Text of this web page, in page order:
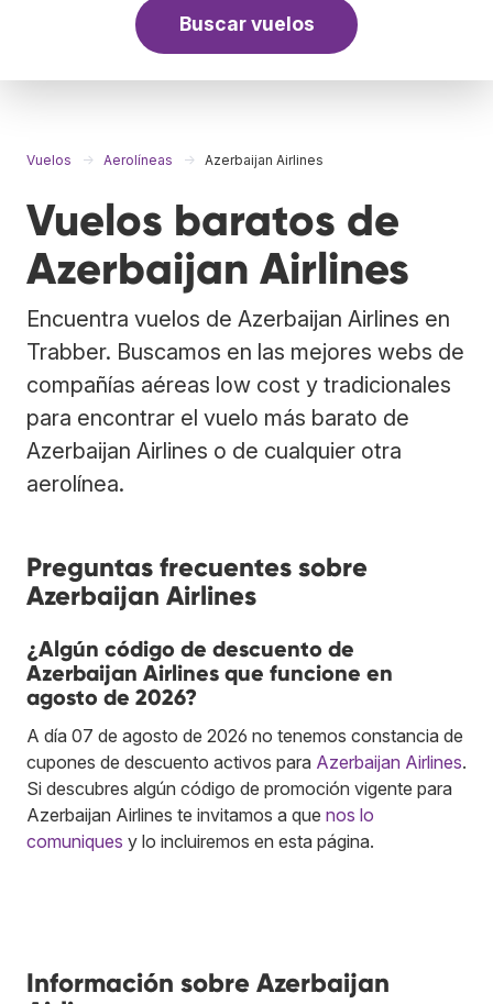
Buscar vuelos
Vuelos Aerolíneas Azerbaijan Airlines
Vuelos baratos de
Azerbaijan Airlines
Encuentra vuelos de Azerbaijan Airlines en
Trabber. Buscamos en las mejores webs de
compañías aéreas low cost y tradicionales
para encontrar el vuelo más barato de
Azerbaijan Airlines o de cualquier otra
aerolínea.
Preguntas frecuentes sobre
Azerbaijan Airlines
¿Algún código de descuento de
Azerbaijan Airlines que funcione en
agosto de 2026?
A día 07 de agosto de 2026 no tenemos constancia de
cupones de descuento activos para Azerbaijan Airlines.
Si descubres algún código de promoción vigente para
Azerbaijan Airlines te invitamos a que nos lo
comuniques y lo incluiremos en esta página.
Información sobre Azerbaijan